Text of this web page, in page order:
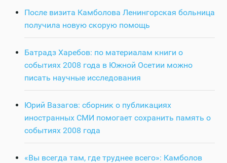
После визита Камболова Ленингорская больница
получила новую скорую помощь
Батрадз Харебов: по материалам книги о
событиях 2008 года в Южной Осетии можно
писать научные исследования
Юрий Вазагов: сборник о публикациях
иностранных СМИ помогает сохранить память о
событиях 2008 года
«Вы всегда там, где труднее всего»: Камболов